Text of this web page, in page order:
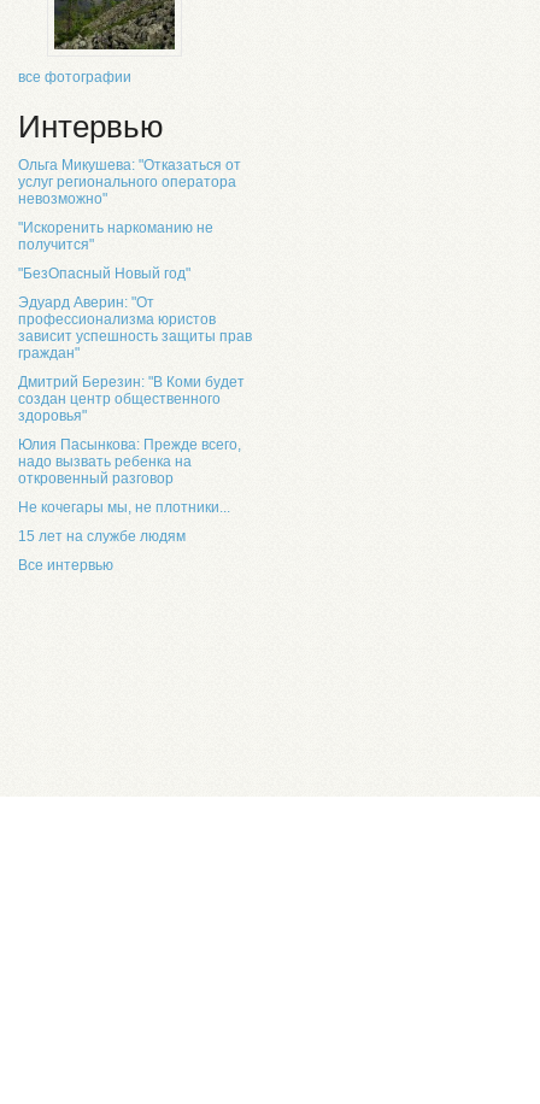
все фотографии
Интервью
Ольга Микушева: "Отказаться от
услуг регионального оператора
невозможно"
"Искоренить наркоманию не
получится"
"БезОпасный Новый год"
Эдуард Аверин: "От
профессионализма юристов
зависит успешность защиты прав
граждан"
Дмитрий Березин: "В Коми будет
создан центр общественного
здоровья"
Юлия Пасынкова: Прежде всего,
надо вызвать ребенка на
откровенный разговор
Не кочегары мы, не плотники...
15 лет на службе людям
Все интервью